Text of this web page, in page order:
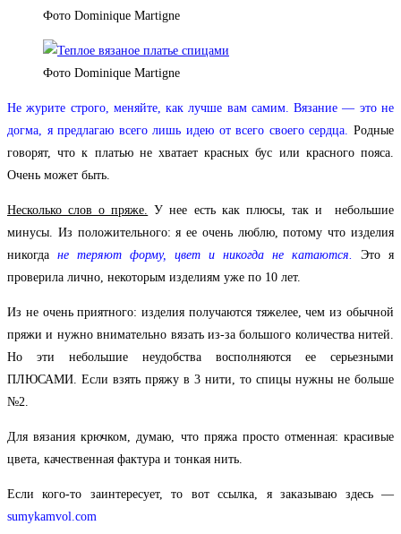
Фото Dominique Martigne
Фото Dominique Martigne
Не журите строго, меняйте, как лучше вам самим. Вязание — это не
догма, я предлагаю всего лишь идею от всего своего сердца. Родные
говорят, что к платью не хватает красных бус или красного пояса.
Очень может быть.
Несколько слов о пряже. У нее есть как плюсы, так и небольшие
минусы. Из положительного: я ее очень люблю, потому что изделия
никогда не теряют форму, цвет и никогда не катаются. Это я
проверила лично, некоторым изделиям уже по 10 лет.
Из не очень приятного: изделия получаются тяжелее, чем из обычной
пряжи и нужно внимательно вязать из-за большого количества нитей.
Но эти небольшие неудобства восполняются ее серьезными
ПЛЮСАМИ. Если взять пряжу в 3 нити, то спицы нужны не больше
№2.
Для вязания крючком, думаю, что пряжа просто отменная: красивые
цвета, качественная фактура и тонкая нить.
Если кого-то заинтересует, то вот ссылка, я заказываю здесь —
sumykamvol.com